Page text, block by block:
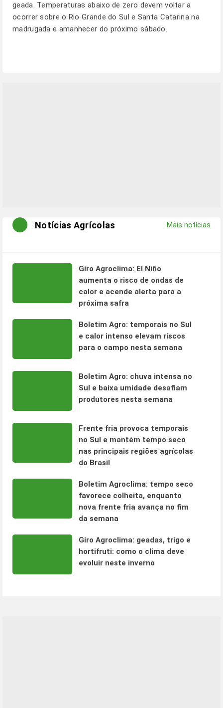
geada. Temperaturas abaixo de zero devem voltar a
ocorrer sobre o Rio Grande do Sul e Santa Catarina na
madrugada e amanhecer do próximo sábado.
Notícias Agrícolas Mais notícias
Giro Agroclima: El Niño
aumenta o risco de ondas de
calor e acende alerta para a
próxima safra
Boletim Agro: temporais no Sul
e calor intenso elevam riscos
para o campo nesta semana
Boletim Agro: chuva intensa no
Sul e baixa umidade desafiam
produtores nesta semana
Frente fria provoca temporais
no Sul e mantém tempo seco
nas principais regiões agrícolas
do Brasil
Boletim Agroclima: tempo seco
favorece colheita, enquanto
nova frente fria avança no fim
da semana
Giro Agroclima: geadas, trigo e
hortifruti: como o clima deve
evoluir neste inverno